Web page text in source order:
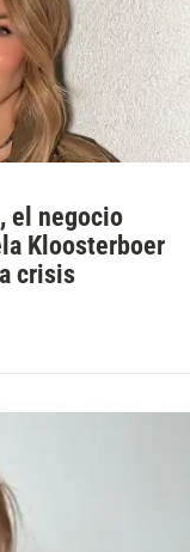
el negocio
Kloosterboer
crisis